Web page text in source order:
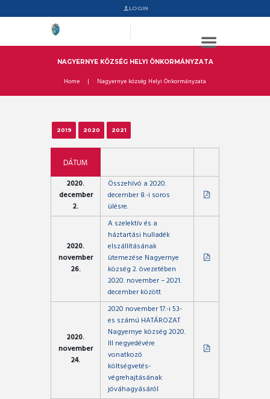
LOGIN
NAGYERNYE KÖZSÉG HELYI ÖNKORMÁNYZATA
Home Nagyernye község Helyi Önkormányzata
2019 2020 2021
DÁTUM
2020.
december
2.
Összehívó a 2020.
december 8.-i soros
ülésre.
2020.
november
26.
A szelektív és a
háztartási hulladék
elszállításának
ütemezése Nagyernye
község 2. övezetében
2020. november – 2021.
december között
2020.
november
24.
2020 november 17.-i 53-
es számú HATÁROZAT
Nagyernye község 2020.
III negyedévére
vonatkozó
költségvetés-
végrehajtásának
jóváhagyásáról